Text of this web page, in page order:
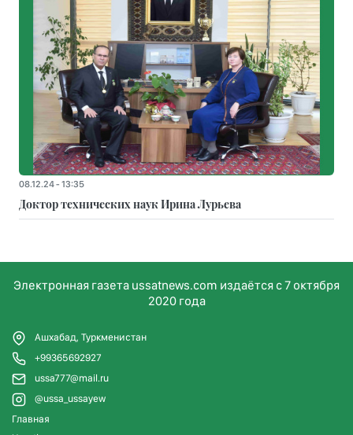
08.12.24 - 13:35
Доктор технических наук Ирина Лурьева
Электронная газета ussatnews.com издаётся с 7 октября
2020 года
Ашхабад, Туркменистан
+99365692927
ussa777@mail.ru
@ussa_ussayew
Главная